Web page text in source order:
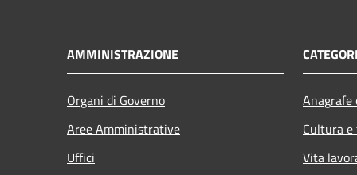
AMMINISTRAZIONE
Organi di Governo
Aree Amministrative
Uffici
Cultura
Vita